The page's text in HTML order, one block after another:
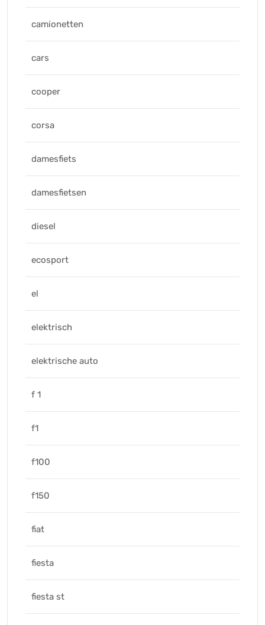
camionetten
cars
cooper
corsa
damesfiets
damesfietsen
diesel
ecosport
el
elektrisch
elektrische auto
f 1
f1
f100
f150
fiat
fiesta
fiesta st